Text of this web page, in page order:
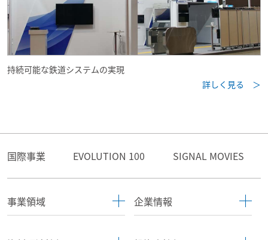
持続可能な鉄道システムの実現
詳しく見る ＞
国際事業 EVOLUTION 100 SIGNAL MOVIES
事業領域 企業情報